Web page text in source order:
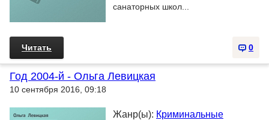
санаторных школ...
0
Читать
Год 2004-й - Ольга Левицкая
10 сентября 2016, 09:18
Жанр(ы): Криминальные